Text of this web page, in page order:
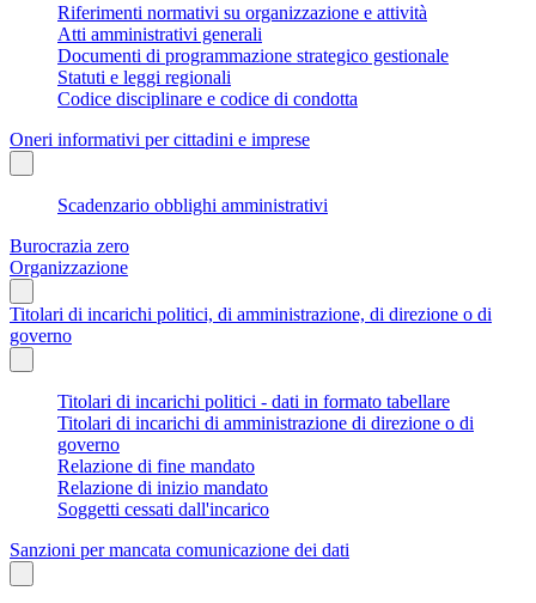
Riferimenti normativi su organizzazione e attività
Atti amministrativi generali
Documenti di programmazione strategico gestionale
Statuti e leggi regionali
Codice disciplinare e codice di condotta
Oneri informativi per cittadini e imprese
Scadenzario obblighi amministrativi
Burocrazia zero
Organizzazione
Titolari di incarichi politici, di amministrazione, di direzione o di
governo
Titolari di incarichi politici - dati in formato tabellare
Titolari di incarichi di amministrazione di direzione o di
governo
Relazione di fine mandato
Relazione di inizio mandato
Soggetti cessati dall'incarico
Sanzioni per mancata comunicazione dei dati